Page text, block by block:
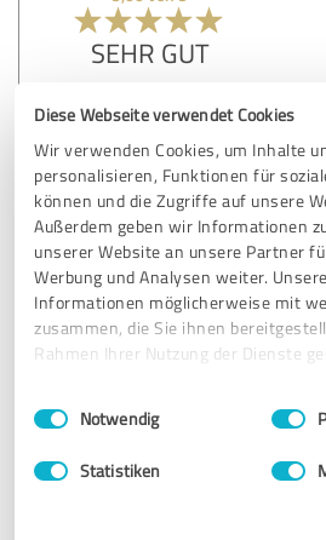
Diese Webseite verwendet Cookies
Wir verwenden Cookies, um Inhalte
personalisieren, Funktionen für
können und die Zugriffe auf unsere
Außerdem geben wir Informationen
unserer Website an unsere Partner
Werbung und Analysen weiter.
Informationen möglicherweise mit
zusammen, die Sie ihnen
Rahmen Ihrer Nutzung der Dienste
Impressum
Einwilligungsauswahl
Notwendig
Statistiken
SEHR GUT
Toller Kundenservice: schneller
stand innerhalb von 4h
Beratung: freundliche, humorvolle
Telefon, keine Wartezeit am
Nach Abgabe einer falschen Datei,
Austauschen mit Bestätigungsmail.
Erfahrungsbericht & Bewertung zu:
Bohmann Übersetzungen - 2025
03.11.2025 Frau Paulmann